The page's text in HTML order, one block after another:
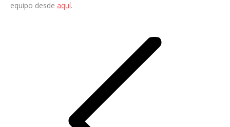
equipo desde aquí.